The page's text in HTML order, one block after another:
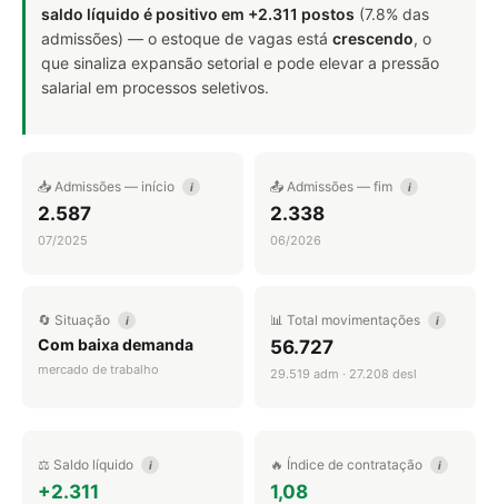
saldo líquido é positivo em +2.311 postos (7.8% das
admissões) — o estoque de vagas está crescendo, o
que sinaliza expansão setorial e pode elevar a pressão
salarial em processos seletivos.
📥 Admissões — início i
2.587
07/2025
📤 Admissões — fim i
2.338
06/2026
🔄 Situação i
Com baixa demanda
mercado de trabalho
📊 Total movimentações i
56.727
29.519 adm · 27.208 desl
⚖️ Saldo líquido i
+2.311
🔥 Índice de contratação i
1,08